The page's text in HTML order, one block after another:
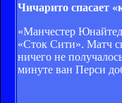
Чичарито спасает
«Манчестер
«Сток Сити». Матч
ничего не
минуте ван Перси